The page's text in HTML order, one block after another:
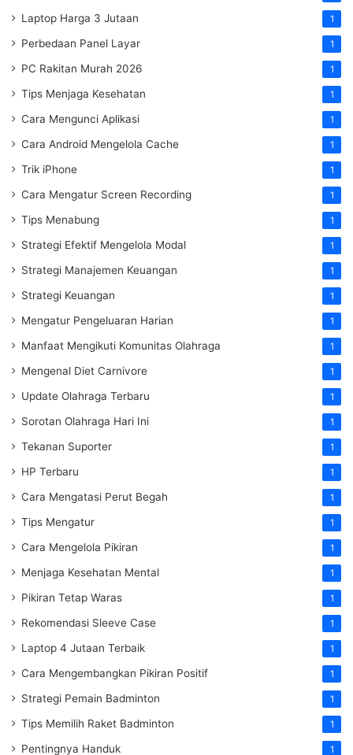
Laptop Harga 3 Jutaan 1
Perbedaan Panel Layar 1
PC Rakitan Murah 2026 1
Tips Menjaga Kesehatan 1
Cara Mengunci Aplikasi 1
Cara Android Mengelola Cache 1
Trik iPhone 1
Cara Mengatur Screen Recording 1
Tips Menabung 1
Strategi Efektif Mengelola Modal 1
Strategi Manajemen Keuangan 1
Strategi Keuangan 1
Mengatur Pengeluaran Harian 1
Manfaat Mengikuti Komunitas Olahraga 1
Mengenal Diet Carnivore 1
Update Olahraga Terbaru 1
Sorotan Olahraga Hari Ini 1
Tekanan Suporter 1
HP Terbaru 1
Cara Mengatasi Perut Begah 1
Tips Mengatur 1
Cara Mengelola Pikiran 1
Menjaga Kesehatan Mental 1
Pikiran Tetap Waras 1
Rekomendasi Sleeve Case 1
Laptop 4 Jutaan Terbaik 1
Cara Mengembangkan Pikiran Positif 1
Strategi Pemain Badminton 1
Tips Memilih Raket Badminton 1
Pentingnya Handuk 1